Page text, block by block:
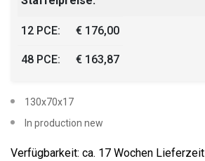
12 PCE: € 176,00
48 PCE: € 163,87
130x70x17
In production new
Verfügbarkeit: ca. 17 Wochen Lieferzeit